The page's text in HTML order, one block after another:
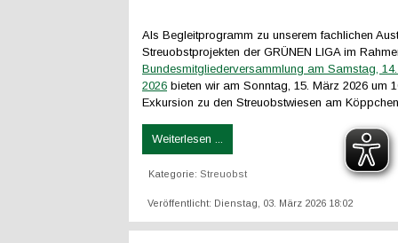
Als Begleitprogramm zu unserem fachlichen
Streuobstprojekten der GRÜNEN LIGA im
Bundesmitgliederversammlung am Samstag,
2026 bieten wir am Sonntag, 15. März 2026 um
Exkursion zu den Streuobstwiesen am
Weiterlesen ...
Kategorie: Streuobst
Veröffentlicht: Dienstag, 03. März 2026 18:02